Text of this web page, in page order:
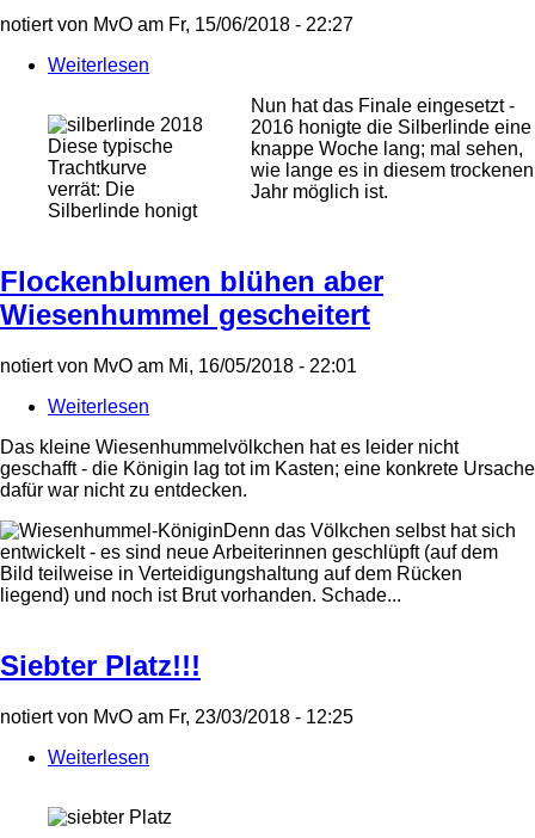
notiert von MvO am Fr, 15/06/2018 - 22:27
Weiterlesen
Lindentracht
hat
Diese typische
Trachtkurve
verrät: Die
Silberlinde honigt
Nun hat das Finale eingesetzt -
2016 honigte die Silberlinde eine
knappe Woche lang; mal sehen,
wie lange es in diesem trockenen
Jahr möglich ist.
Flockenblumen blühen aber
Wiesenhummel gescheitert
notiert von MvO am Mi, 16/05/2018 - 22:01
Weiterlesen
blühen
aber
Wiesenhummel
Das kleine Wiesenhummelvölkchen hat es leider nicht
geschafft - die Königin lag tot im Kasten; eine konkrete Ursache
dafür war nicht zu entdecken.
Denn das Völkchen selbst hat sich
entwickelt - es sind neue Arbeiterinnen geschlüpft (auf dem
Bild teilweise in Verteidigungshaltung auf dem Rücken
liegend) und noch ist Brut vorhanden. Schade...
Siebter Platz!!!
notiert von MvO am Fr, 23/03/2018 - 12:25
Weiterlesen